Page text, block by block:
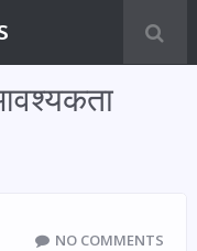
NO COMMENTS